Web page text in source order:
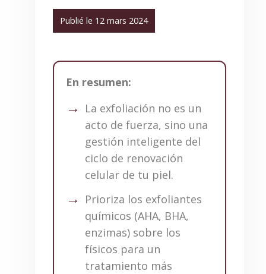
Publié le 12 mars 2024
En resumen:
La exfoliación no es un
acto de fuerza, sino una
gestión inteligente del
ciclo de renovación
celular de tu piel.
Prioriza los exfoliantes
químicos (AHA, BHA,
enzimas) sobre los
físicos para un
tratamiento más